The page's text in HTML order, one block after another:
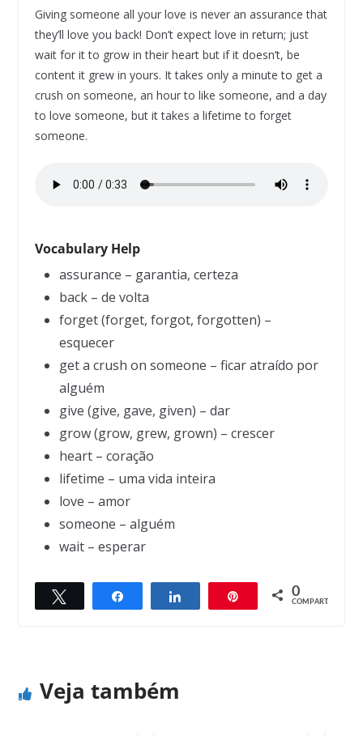
Giving someone all your love is never an assurance that
they’ll love you back! Don’t expect love in return; just
wait for it to grow in their heart but if it doesn’t, be
content it grew in yours. It takes only a minute to get a
crush on someone, an hour to like someone, and a day
to love someone, but it takes a lifetime to forget
someone.
Vocabulary Help
assurance – garantia, certeza
back – de volta
forget (forget, forgot, forgotten) –
esquecer
get a crush on someone – ficar atraído por
alguém
give (give, gave, given) – dar
grow (grow, grew, grown) – crescer
heart – coração
lifetime – uma vida inteira
love – amor
someone – alguém
wait – esperar
Compartilhar Compartilhar 0
COMPART.
← Previous
Next →
Veja também